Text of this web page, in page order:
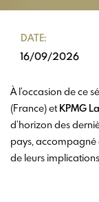
DATE:
16/09/2026
À l’occasion de ce
(France) et KPMG
d’horizon des
pays, accompagné
de leurs